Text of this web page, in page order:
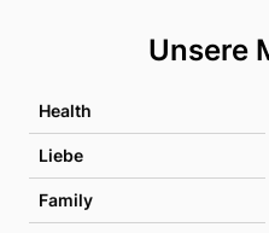
Unsere
Health
Liebe
Family